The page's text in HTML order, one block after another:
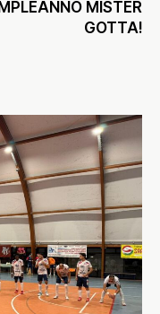
MISTER
GOTTA!